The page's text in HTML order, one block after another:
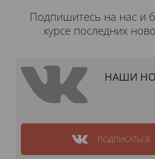
Подпишитесь на нас и
курсе последних
НАШИ
ПОДПИСАТЬСЯ